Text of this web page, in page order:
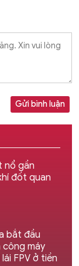
Gửi bình luận
nổ gần
đốt quan
bắt đầu
công máy
FPV ở tiền